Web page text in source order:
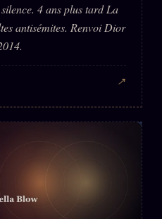
4 ans plus tard La
antisémites. Renvoi Dior
↗